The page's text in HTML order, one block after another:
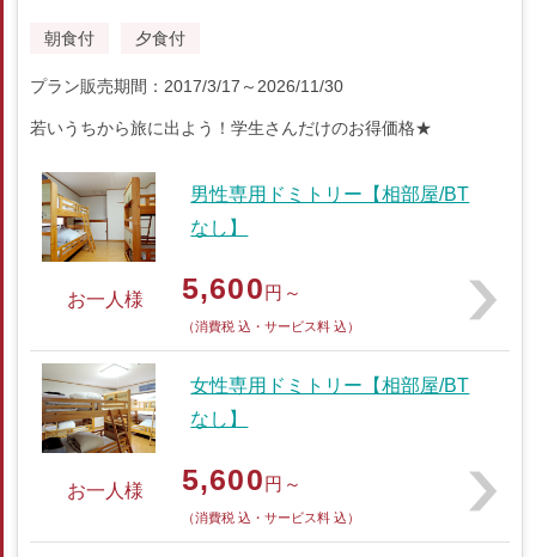
朝食付 夕食付
プラン販売期間：2017/3/17～2026/11/30
若いうちから旅に出よう！学生さんだけのお得価格★
男性専用ドミトリー【相部屋/BT
なし】
お一人様 5,600円～
（消費税 込・サービス料 込）
女性専用ドミトリー【相部屋/BT
なし】
お一人様 5,600円～
（消費税 込・サービス料 込）